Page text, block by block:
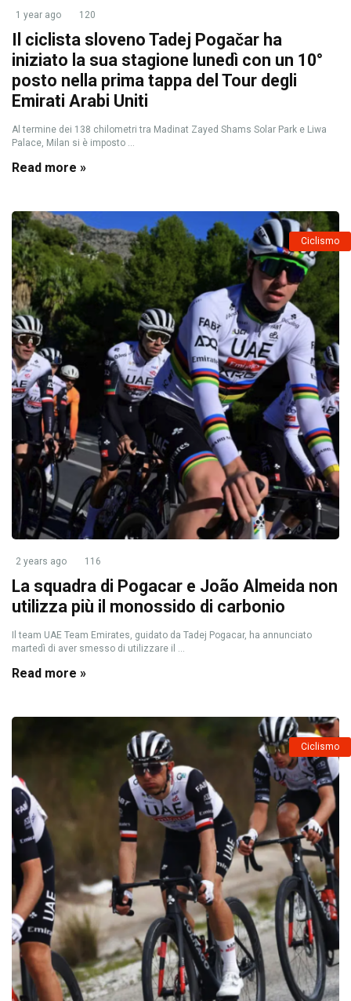
1 year ago 120
Il ciclista sloveno Tadej Pogačar ha
iniziato la sua stagione lunedì con un 10°
posto nella prima tappa del Tour degli
Emirati Arabi Uniti
Al termine dei 138 chilometri tra Madinat Zayed Shams Solar Park e Liwa
Palace, Milan si è imposto ...
Read more »
Ciclismo
2 years ago 116
La squadra di Pogacar e João Almeida non
utilizza più il monossido di carbonio
Il team UAE Team Emirates, guidato da Tadej Pogacar, ha annunciato
martedì di aver smesso di utilizzare il ...
Read more »
Ciclismo